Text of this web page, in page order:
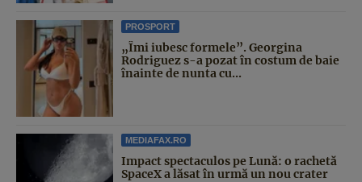
PROSPORT
„Îmi iubesc formele”. Georgina
Rodriguez s-a pozat în costum de baie
înainte de nunta cu...
MEDIAFAX.RO
Impact spectaculos pe Lună: o rachetă
SpaceX a lăsat în urmă un nou crater